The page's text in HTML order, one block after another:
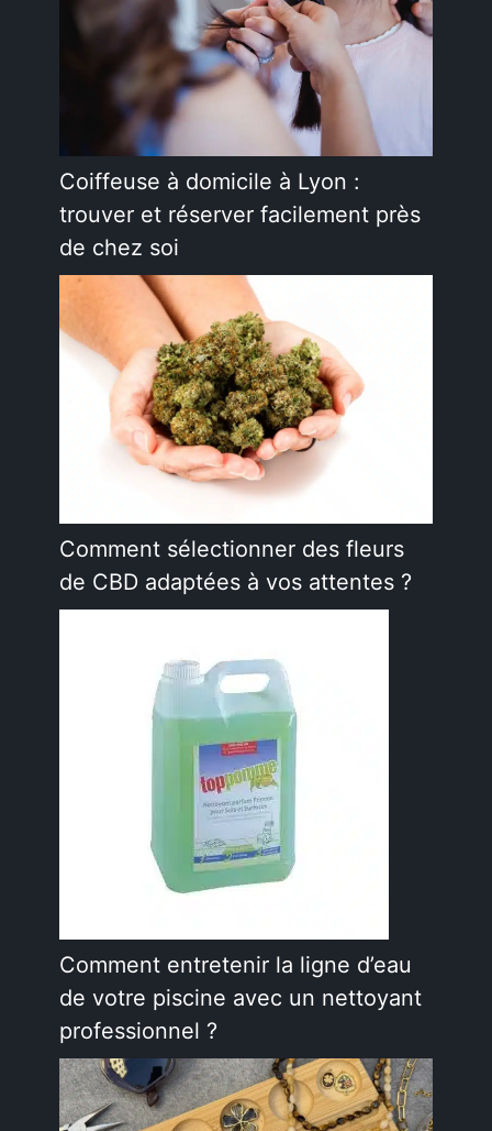
Coiffeuse à domicile à Lyon :
trouver et réserver facilement près
de chez soi
Comment sélectionner des fleurs
de CBD adaptées à vos attentes ?
Comment entretenir la ligne d’eau
de votre piscine avec un nettoyant
professionnel ?